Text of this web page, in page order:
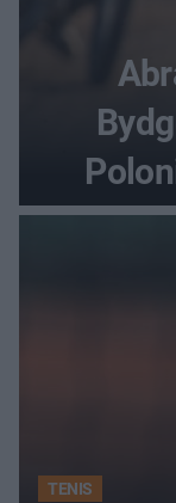
TENIS